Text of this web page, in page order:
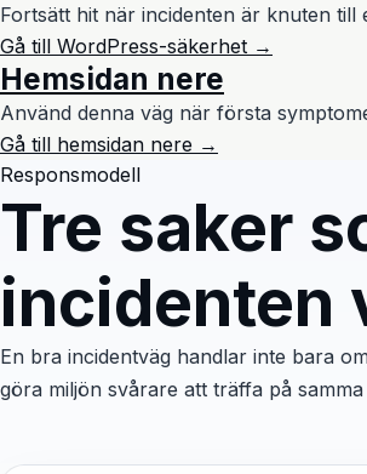
Fortsätt hit när incidenten är knuten till
Gå till WordPress-säkerhet →
Hemsidan nere
Använd denna väg när första
Gå till hemsidan nere →
Responsmodell
Tre saker
incidenten
En bra incidentväg handlar inte bara
göra miljön svårare att träffa på samma